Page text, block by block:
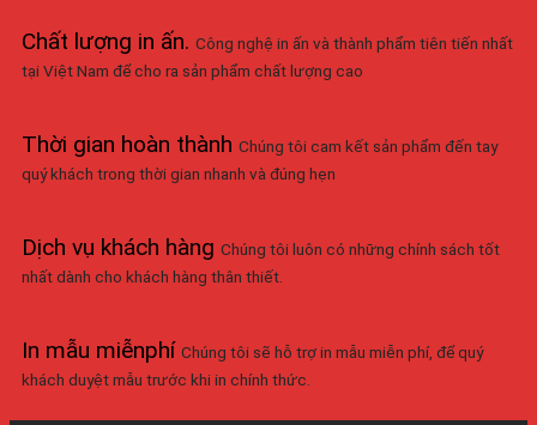
Chất lượng in ấn. Công nghệ in ấn và thành phẩm tiên tiến nhất
tại Việt Nam để cho ra sản phẩm chất lượng cao
Thời gian hoàn thành Chúng tôi cam kết sản phẩm đến tay
quý khách trong thời gian nhanh và đúng hẹn
Dịch vụ khách hàng Chúng tôi luôn có những chính sách tốt
nhất dành cho khách hàng thân thiết.
In mẫu miễnphí Chúng tôi sẽ hỗ trợ in mẫu miễn phí, để quý
khách duyệt mẫu trước khi in chính thức.